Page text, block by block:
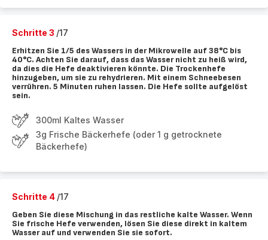
Schritte 3 /17
Erhitzen Sie 1/5 des Wassers in der Mikrowelle auf 38°C bis
40°C. Achten Sie darauf, dass das Wasser nicht zu heiß wird,
da dies die Hefe deaktivieren könnte. Die Trockenhefe
hinzugeben, um sie zu rehydrieren. Mit einem Schneebesen
verrühren. 5 Minuten ruhen lassen. Die Hefe sollte aufgelöst
sein.
300ml Kaltes Wasser
3g Frische Bäckerhefe (oder 1 g getrocknete
Bäckerhefe)
Schritte 4 /17
Geben Sie diese Mischung in das restliche kalte Wasser. Wenn
Sie frische Hefe verwenden, lösen Sie diese direkt in kaltem
Wasser auf und verwenden Sie sie sofort.